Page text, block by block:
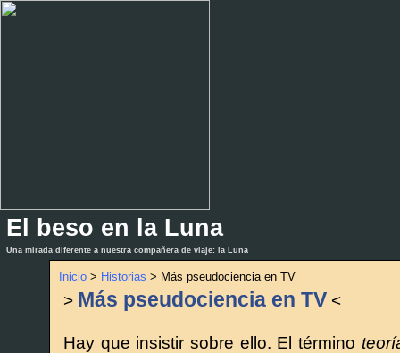
El beso en la Luna
Una mirada diferente a nuestra compañera de viaje: la Luna
Inicio > Historias > Más pseudociencia en TV
> Más pseudociencia en TV <
Hay que insistir sobre ello. El término